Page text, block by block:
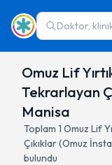
Doktor,
Omuz Lif
Tekrarlayan
Manisa
Toplam 1 Omuz Lif
Çıkıklar (Omuz
bulundu